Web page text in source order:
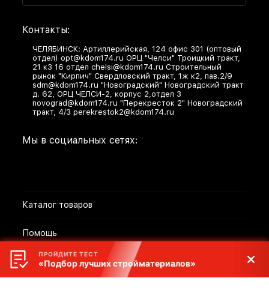
Контакты:
ЧЕЛЯБИНСК: Артиллерийская, 124 офис 301 (оптовый
отдел) opt@kdom174.ru ОРЦ "Челси" Троицкий тракт,
21 к3 16 отдел chelsi@kdom174.ru Строительный
рынок "Кирпич" Свердловский тракт, 1ж к2, пав.2/9
sdm@kdom174.ru "Новоградский" Новоградский тракт
д. 62, ОРЦ ЧЕЛСИ-2, корпус 2,отдел 3
novograd@kdom174.ru "Перекресток 2" Новоградский
тракт, 4/3 perekrestok2@kdom174.ru
Мы в социальных сетях:
Каталог товаров
Помощь
Политика персональных данных
ПРОЙДИТЕ ТЕСТ
«Подбор лучших стройматериалов»